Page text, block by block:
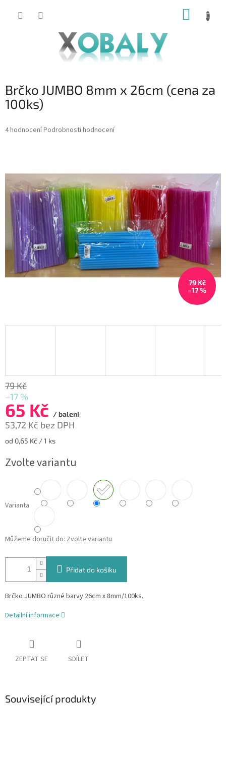
KOŠÍK
Brčko JUMBO 8mm x 26cm (cena za
100ks)
Průměrné
z
5
hvězdiček.
4 hodnoceníPodrobnosti hodnocení
79 Kč
–17 %
79 Kč
–17 %
65 Kč / balení
53,72 Kč bez DPH
Měrná
od 0,65 Kč / 1 ks
Zvolte variantu
Varianta
Můžeme doručit do: Zvolte variantu
Přidat do košíku
Brčko JUMBO různé barvy 26cm x 8mm/100ks.
Detailní informace
ZEPTAT SE SDÍLET
Související produkty